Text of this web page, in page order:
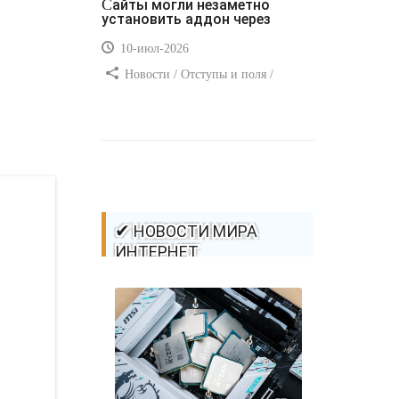
Сайты могли незаметно
установить аддон через
10-июл-2026
Новости / Отступы и поля /
✔ НОВОСТИ МИРА
ИНТЕРНЕТ